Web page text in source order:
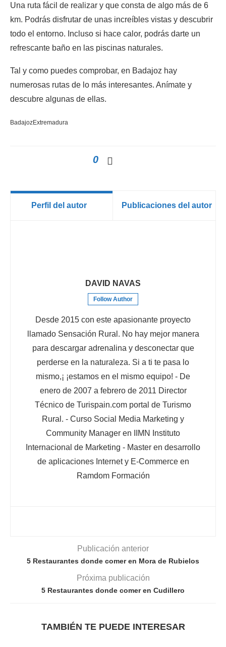
Una ruta fácil de realizar y que consta de algo más de 6
km. Podrás disfrutar de unas increíbles vistas y descubrir
todo el entorno. Incluso si hace calor, podrás darte un
refrescante baño en las piscinas naturales.
Tal y como puedes comprobar, en Badajoz hay
numerosas rutas de lo más interesantes. Anímate y
descubre algunas de ellas.
BadajozExtremadura
0
Perfil del autor Publicaciones del autor
DAVID NAVAS
Follow Author
Desde 2015 con este apasionante proyecto
llamado Sensación Rural. No hay mejor manera
para descargar adrenalina y desconectar que
perderse en la naturaleza. Si a ti te pasa lo
mismo,¡ ¡estamos en el mismo equipo! - De
enero de 2007 a febrero de 2011 Director
Técnico de Turispain.com portal de Turismo
Rural. - Curso Social Media Marketing y
Community Manager en IIMN Instituto
Internacional de Marketing - Master en desarrollo
de aplicaciones Internet y E-Commerce en
Ramdom Formación
Publicación anterior
5 Restaurantes donde comer en Mora de Rubielos
Próxima publicación
5 Restaurantes donde comer en Cudillero
TAMBIÉN TE PUEDE INTERESAR